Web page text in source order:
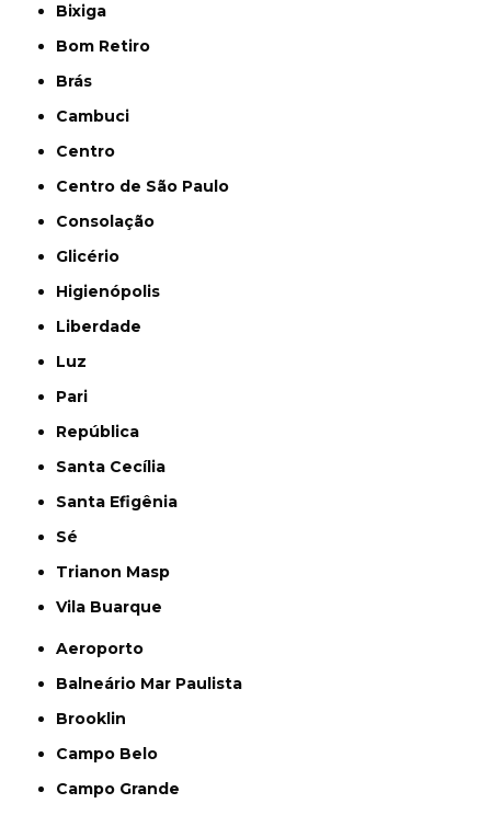
Bixiga
Bom Retiro
Brás
Cambuci
Centro
Centro de São Paulo
Consolação
Glicério
Higienópolis
Liberdade
Luz
Pari
República
Santa Cecília
Santa Efigênia
Sé
Trianon Masp
Vila Buarque
Aeroporto
Balneário Mar Paulista
Brooklin
Campo Belo
Campo Grande